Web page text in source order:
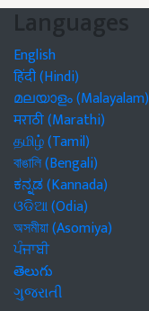
Languages
English
हिंदी (Hindi)
മലയാളം (Malayalam)
मराठी (Marathi)
தமிழ் (Tamil)
বাঙালি (Bengali)
ಕನ್ನಡ (Kannada)
ଓଡିଆ (Odia)
অসমীয়া (Asomiya)
ਪੰਜਾਬੀ
తెలుగు
ગુજરાતી